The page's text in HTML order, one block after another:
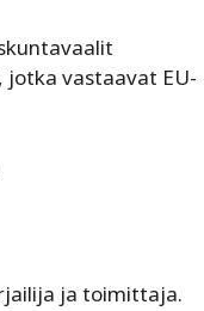
jotka vastaavat EU-
ja toimittaja.